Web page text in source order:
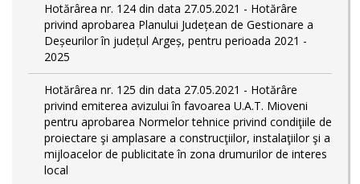
Hotărârea nr. 124 din data 27.05.2021 - Hotărâre
privind aprobarea Planului Județean de Gestionare a
Deșeurilor în județul Argeș, pentru perioada 2021 -
2025
Hotărârea nr. 125 din data 27.05.2021 - Hotărâre
privind emiterea avizului în favoarea U.A.T. Mioveni
pentru aprobarea Normelor tehnice privind condiţiile de
proiectare şi amplasare a construcţiilor, instalaţiilor şi a
mijloacelor de publicitate în zona drumurilor de interes
local